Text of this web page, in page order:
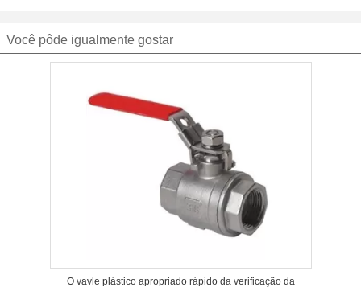
Você pôde igualmente gostar
O vavle plástico apropriado rápido da verificação da